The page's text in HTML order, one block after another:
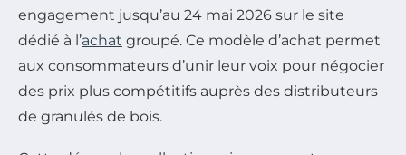
engagement jusqu’au 24 mai 2026 sur le site
dédié à l’achat groupé. Ce modèle d’achat permet
aux consommateurs d’unir leur voix pour négocier
des prix plus compétitifs auprès des distributeurs
de granulés de bois.